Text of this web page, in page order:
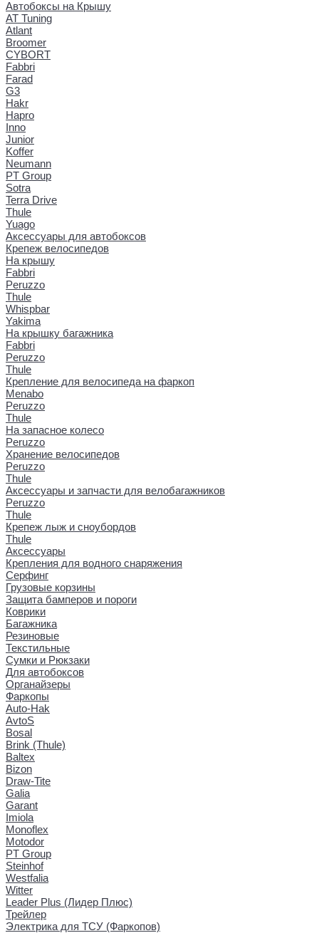
Автобоксы на Крышу
AT Tuning
Atlant
Broomer
CYBORT
Fabbri
Farad
G3
Hakr
Hapro
Inno
Junior
Koffer
Neumann
PT Group
Sotra
Terra Drive
Thule
Yuago
Аксессуары для автобоксов
Крепеж велосипедов
На крышу
Fabbri
Peruzzo
Thule
Whispbar
Yakima
На крышку багажника
Fabbri
Peruzzo
Thule
Крепление для велосипеда на фаркоп
Menabo
Peruzzo
Thule
На запасное колесо
Peruzzo
Хранение велосипедов
Peruzzo
Thule
Аксессуары и запчасти для велобагажников
Peruzzo
Thule
Крепеж лыж и сноубордов
Thule
Аксессуары
Крепления для водного снаряжения
Серфинг
Грузовые корзины
Защита бамперов и пороги
Коврики
Багажника
Резиновые
Текстильные
Сумки и Рюкзаки
Для автобоксов
Органайзеры
Фаркопы
Auto-Hak
AvtoS
Bosal
Brink (Thule)
Baltex
Bizon
Draw-Tite
Galia
Garant
Imiola
Monoflex
Motodor
PT Group
Steinhof
Westfalia
Witter
Leader Plus (Лидер Плюс)
Трейлер
Электрика для ТСУ (Фаркопов)